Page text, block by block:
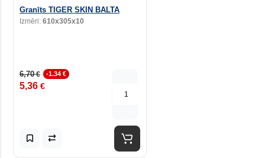
Granīts TIGER SKIN BALTA
Izmēri: 610x305x10
6,70€ -1.34 €
5,36 €